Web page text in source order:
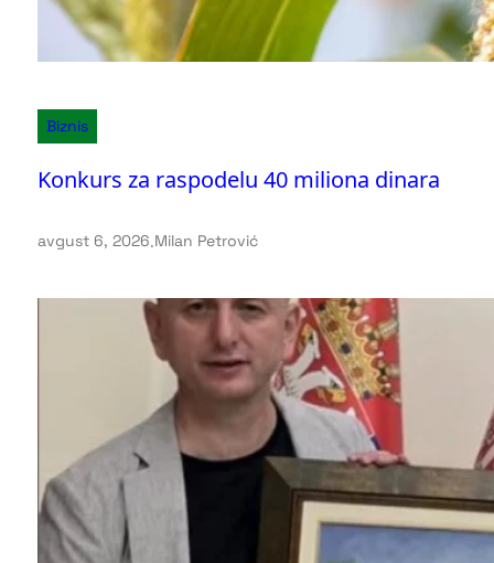
Biznis
Konkurs za raspodelu 40 miliona dinara
avgust 6, 2026.Milan Petrović